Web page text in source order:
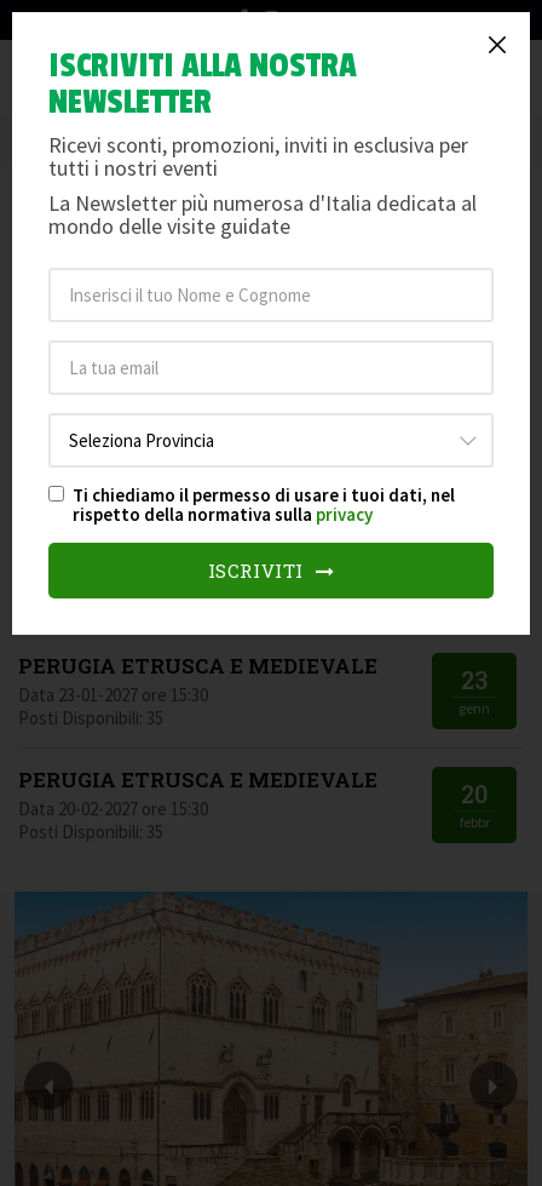
info@arteemusei.com
PERUGIA ETRUSCA E MEDIEVALE
L'ANIMA ANTICA DI UNA CITTA' RIBELLE
Per info e dettagli scorri oltre le date e le foto
PERUGIA ETRUSCA E MEDIEVALE
Data 19-09-2026 ore 15:30
Posti Disponibili: 35
PERUGIA ETRUSCA E MEDIEVALE
Posti Disponibili: 35
24
PERUGIA ETRUSCA E MEDIEVALE
Data 21-11-2026 ore 15:30
Posti Disponibili: 35
21
PERUGIA ETRUSCA E MEDIEVALE
Posti Disponibili: 35
dic
PERUGIA ETRUSCA E MEDIEVALE
Data 23-01-2027 ore 15:30
Posti Disponibili: 35
23
genn
PERUGIA ETRUSCA E MEDIEVALE
Data 20-02-2027 ore 15:30
Posti Disponibili: 35
20
febbr
ISCRIVITI ALLA NOSTRA
NEWSLETTER
Ricevi sconti, promozioni, inviti in esclusiva per
tutti i nostri eventi
La Newsletter più numerosa d'Italia dedicata al
mondo delle visite guidate
Ti chiediamo il permesso di usare i tuoi dati, nel
rispetto della normativa sulla privacy
ISCRIVITI